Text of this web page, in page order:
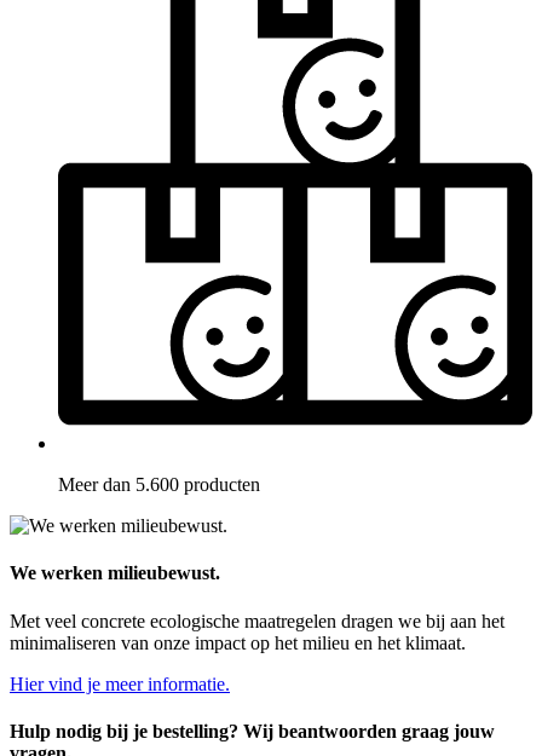
Meer dan 5.600 producten
We werken milieubewust.
Met veel concrete ecologische maatregelen dragen we bij aan het
minimaliseren van onze impact op het milieu en het klimaat.
Hier vind je meer informatie.
Hulp nodig bij je bestelling? Wij beantwoorden graag jouw